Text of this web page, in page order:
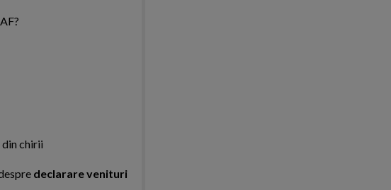
din chirii
declarare venituri